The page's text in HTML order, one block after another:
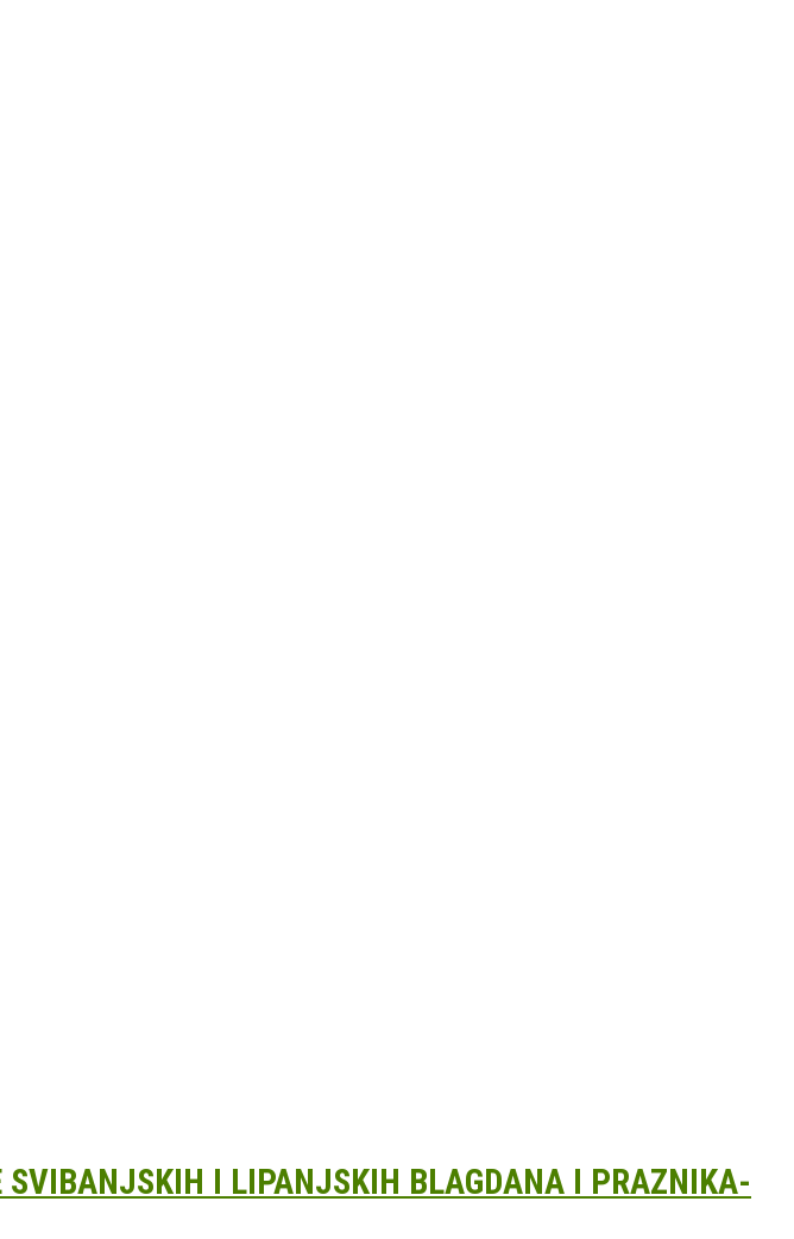
SVIBANJSKIH I LIPANJSKIH BLAGDANA I PRAZNIKA-